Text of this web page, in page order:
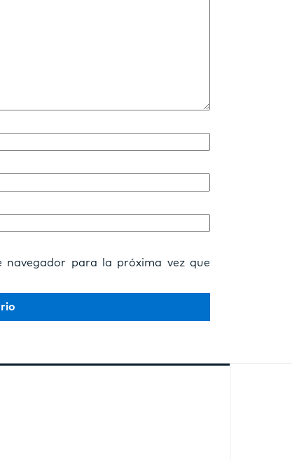
para la próxima vez que